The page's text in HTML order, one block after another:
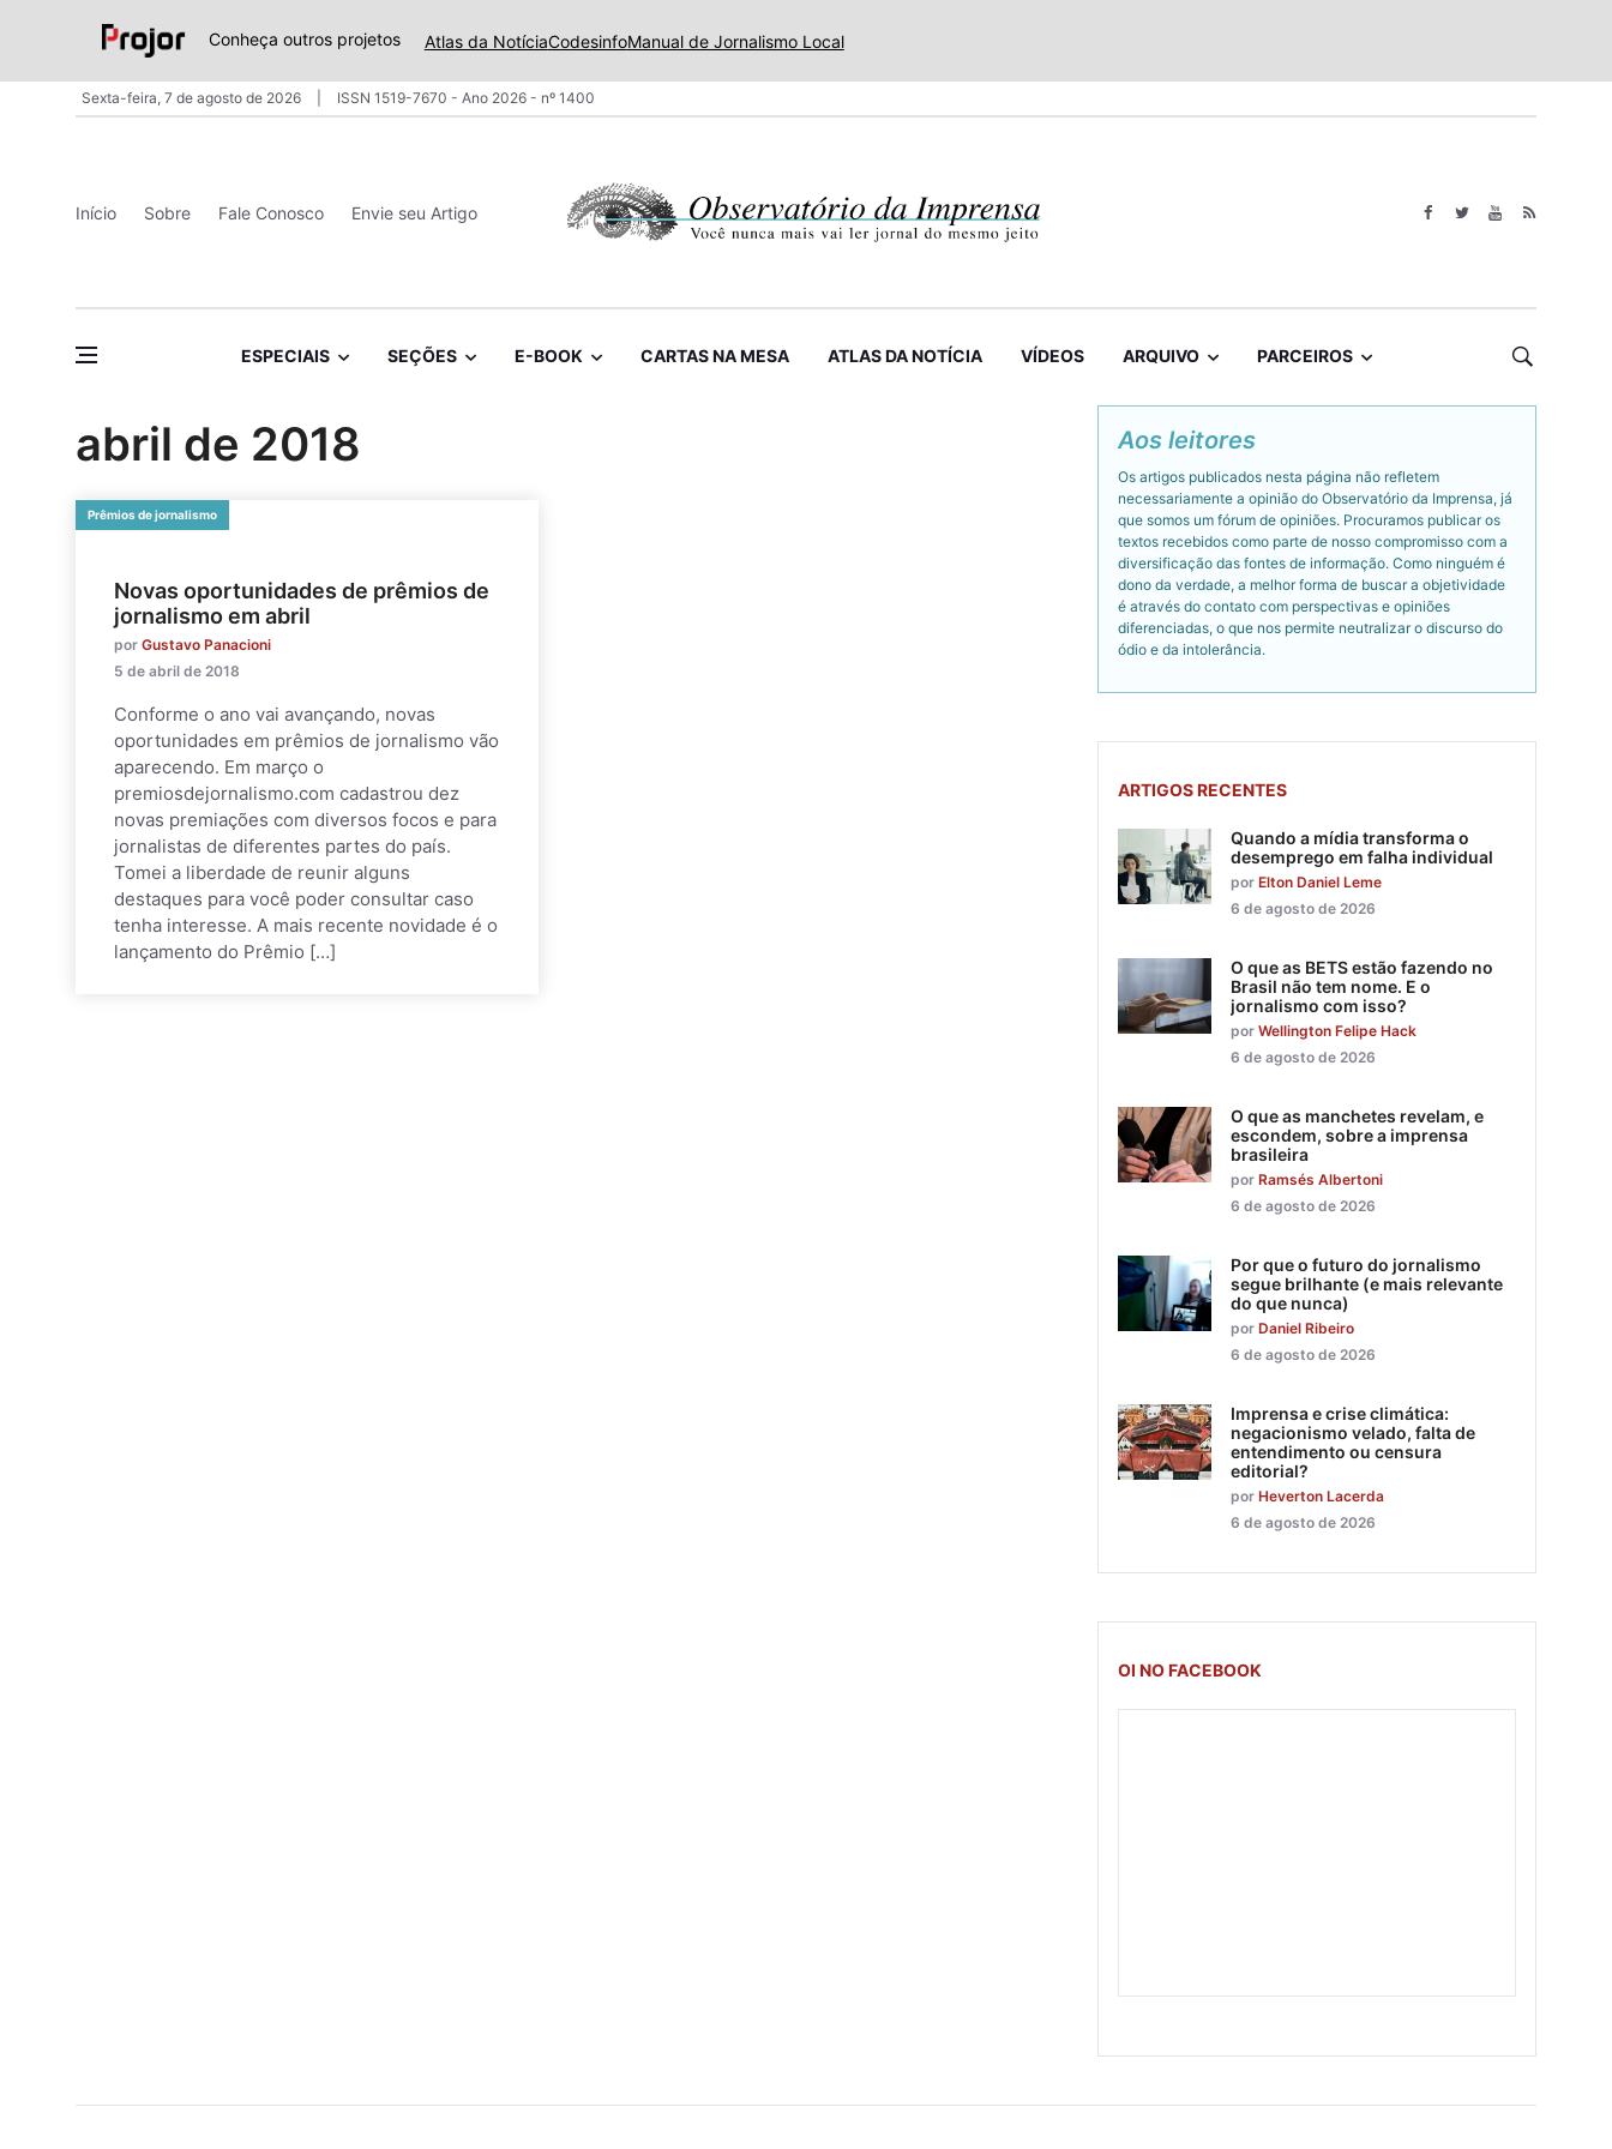
Conheça outros projetos Atlas da NotíciaCodesinfoManual de Jornalismo Local
Sexta-feira, 7 de agosto de 2026 ISSN 1519-7670 - Ano 2026 - nº 1400
Início Sobre Fale Conosco Envie seu Artigo
ESPECIAIS SEÇÕES E-BOOK CARTAS NA MESA ATLAS DA NOTÍCIA VÍDEOS ARQUIVO PARCEIROS
abril de 2018
Prêmios de jornalismo
Novas oportunidades de prêmios de
jornalismo em abril
por Gustavo Panacioni
5 de abril de 2018
Conforme o ano vai avançando, novas
oportunidades em prêmios de jornalismo vão
aparecendo. Em março o
premiosdejornalismo.com cadastrou dez
novas premiações com diversos focos e para
jornalistas de diferentes partes do país.
Tomei a liberdade de reunir alguns
destaques para você poder consultar caso
tenha interesse. A mais recente novidade é o
lançamento do Prêmio […]
Aos leitores
Os artigos publicados nesta página não refletem
necessariamente a opinião do Observatório da Imprensa, já
que somos um fórum de opiniões. Procuramos publicar os
textos recebidos como parte de nosso compromisso com a
diversificação das fontes de informação. Como ninguém é
dono da verdade, a melhor forma de buscar a objetividade
é através do contato com perspectivas e opiniões
diferenciadas, o que nos permite neutralizar o discurso do
ódio e da intolerância.
ARTIGOS RECENTES
Quando a mídia transforma o
desemprego em falha individual
por Elton Daniel Leme
6 de agosto de 2026
O que as BETS estão fazendo no
Brasil não tem nome. E o
jornalismo com isso?
por Wellington Felipe Hack
6 de agosto de 2026
O que as manchetes revelam, e
escondem, sobre a imprensa
brasileira
por Ramsés Albertoni
6 de agosto de 2026
Por que o futuro do jornalismo
segue brilhante (e mais relevante
do que nunca)
por Daniel Ribeiro
6 de agosto de 2026
Imprensa e crise climática:
negacionismo velado, falta de
entendimento ou censura
editorial?
por Heverton Lacerda
6 de agosto de 2026
OI NO FACEBOOK